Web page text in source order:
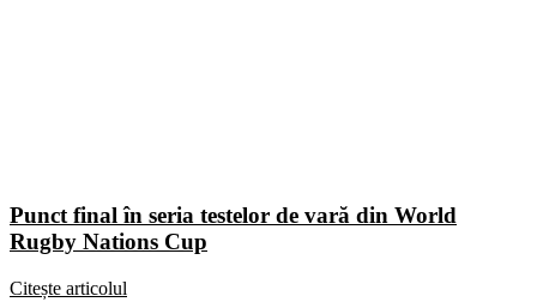
Punct final în seria testelor de vară din World
Rugby Nations Cup
Citește articolul